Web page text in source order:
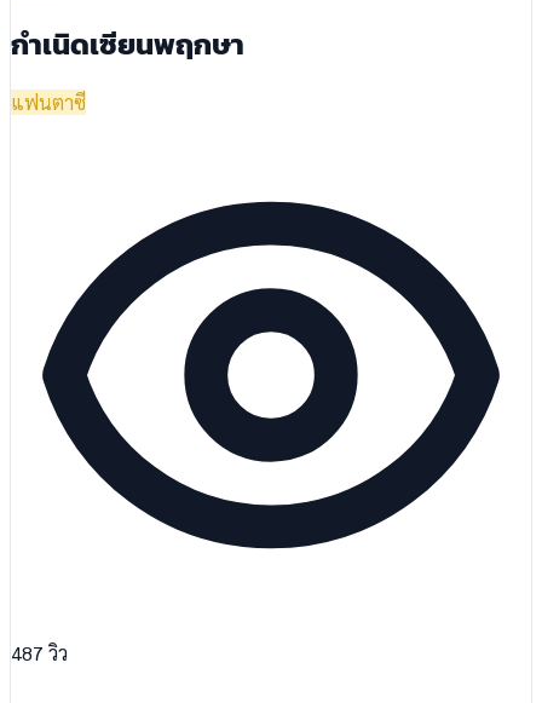
กำเนิดเซียนพฤกษา
แฟนตาซี
487 วิว